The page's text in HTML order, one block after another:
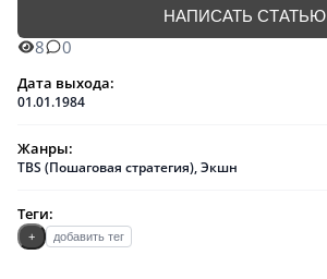
НАПИСАТЬ СТАТЬЮ
8 0
Дата выхода:
01.01.1984
Жанры:
TBS (Пошаговая стратегия),Экшн
Теги:
+ добавить тег